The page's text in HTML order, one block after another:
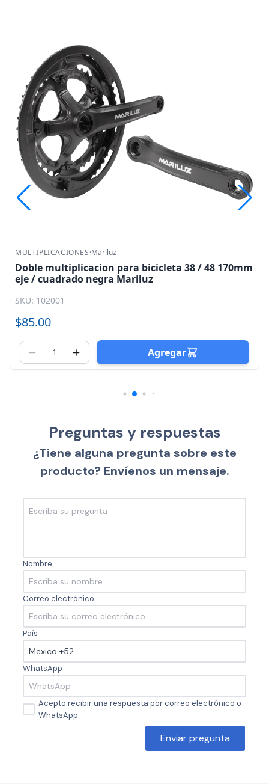
MULTIPLICACIONES·Mariluz
Doble multiplicacion para bicicleta 38 / 48 170mm
eje / cuadrado negra Mariluz
SKU: 102001
$85.00
Agregar
Preguntas y respuestas
¿Tiene alguna pregunta sobre este
producto? Envíenos un mensaje.
Nombre
Correo electrónico
País
WhatsApp
Acepto recibir una respuesta por correo electrónico o
WhatsApp
Enviar pregunta